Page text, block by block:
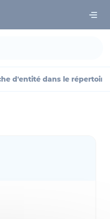
d'entité dans le répertoire